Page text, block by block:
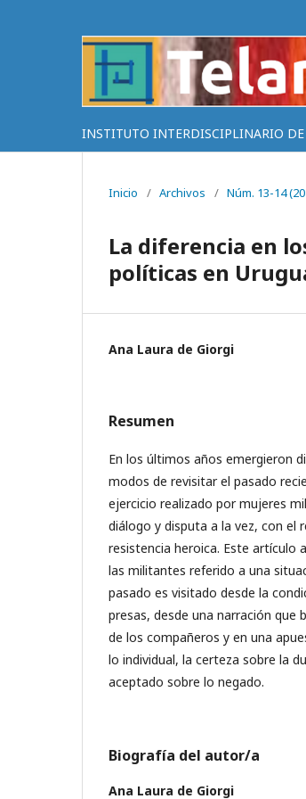
INSTITUTO INTERDISCIPLINARIO
Inicio / Archivos / Núm. 13-14
La diferencia en
políticas en
Ana Laura de Giorgi
Resumen
En los últimos años emergieron
modos de revisitar el pasado
ejercicio realizado por mujeres
diálogo y disputa a la vez, con el
resistencia heroica. Este artículo
las militantes referido a una
pasado es visitado desde la
presas, desde una narración que
de los compañeros y en una
lo individual, la certeza sobre la
aceptado sobre lo negado.
Biografía del autor/a
Ana Laura de Giorgi